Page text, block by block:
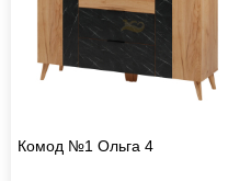
Комод №1 Ольга 4